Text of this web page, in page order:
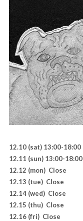
12.10 (sat) 13:00-18:00
12.11 (sun) 13:00-18:00
12.12 (mon) Close
12.13 (tue) Close
12.14 (wed) Close
12.15 (thu) Close
12.16 (fri) Close